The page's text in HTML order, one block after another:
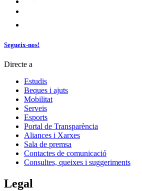
Segueix-nos!
Directe a
Estudis
Beques i ajuts
Mobilitat
Serveis
Esports
Portal de Transparència
Aliances i Xarxes
Sala de premsa
Contactes de comunicació
Consultes, queixes i suggeriments
Legal